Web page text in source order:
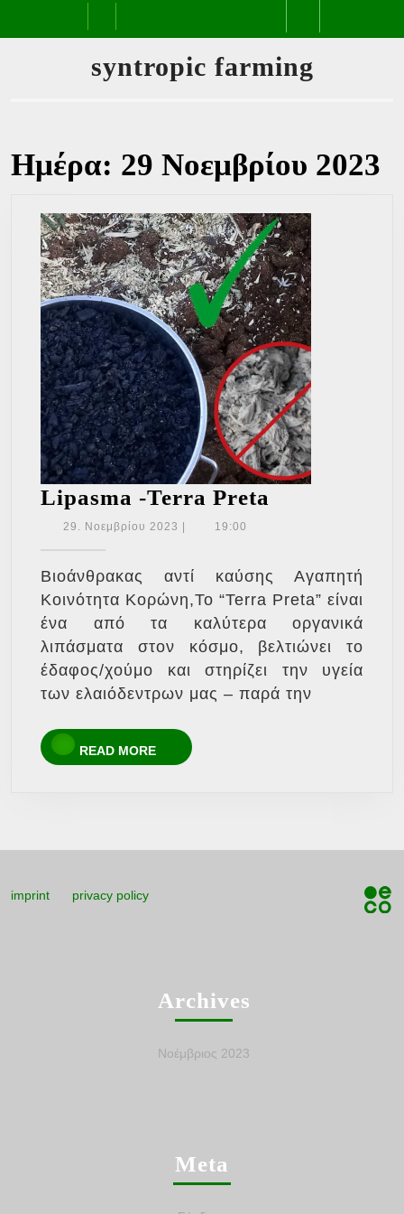
Open
Button
syntropic farming
Ημέρα: 29 Νοεμβρίου 2023
Lipasma -Terra Preta
Preta
29. Νοεμβρίου 2023 29.
19:00
Βιοάνθρακας αντί καύσης Αγαπητή
Κοινότητα Κορώνη,Το “Terra Preta” είναι
ένα από τα καλύτερα οργανικά
λιπάσματα στον κόσμο, βελτιώνει το
έδαφος/χούμο και στηρίζει την υγεία
των ελαιόδεντρων μας – παρά την
READ MORE
READ
MORE
imprint privacy policy
Archives
Νοέμβριος 2023
Meta